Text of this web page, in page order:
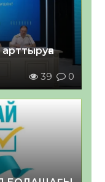
39 0